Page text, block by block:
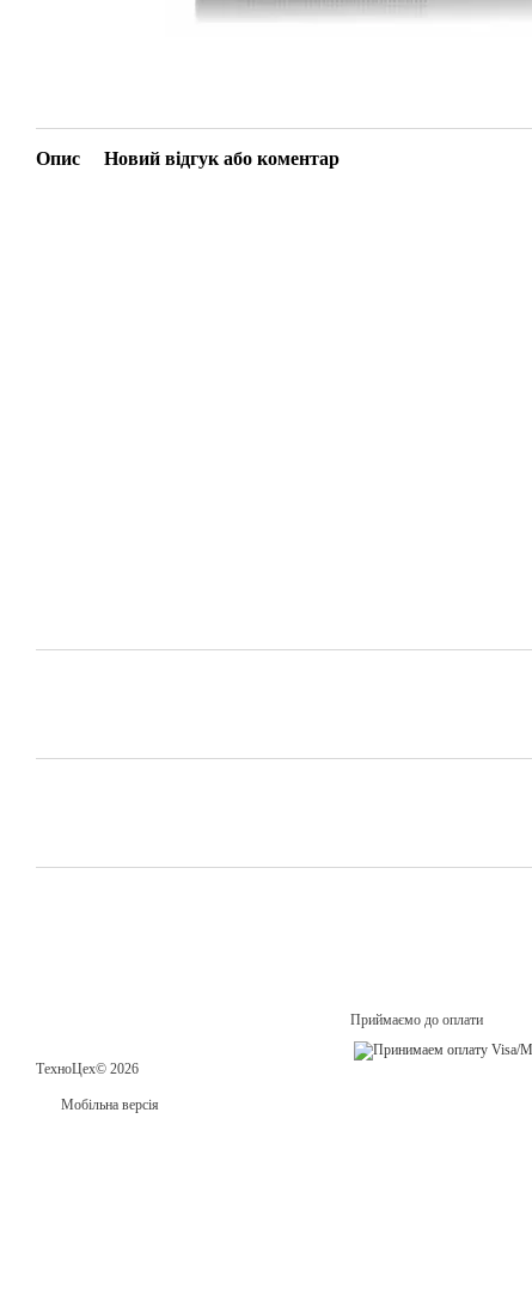
Опис Новий відгук або коментар
ТехноЦех© 2026
Мобільна версія
Приймаємо до оплати